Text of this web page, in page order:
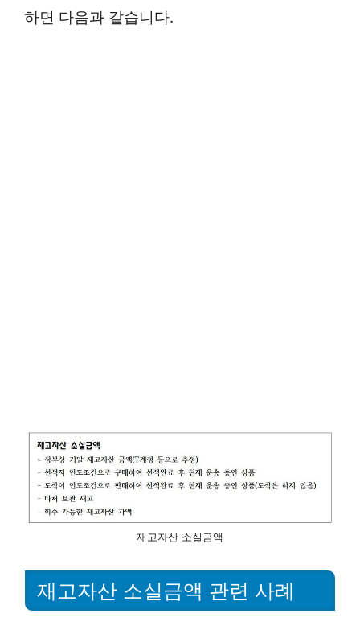
하면 다음과 같습니다.
재고자산 소실금액
재고자산 소실금액 관련 사례